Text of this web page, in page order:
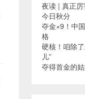
夜读 | 真正
今日秋分
夺金×9！中
格
硬核！咱除
儿”
夺得首金的